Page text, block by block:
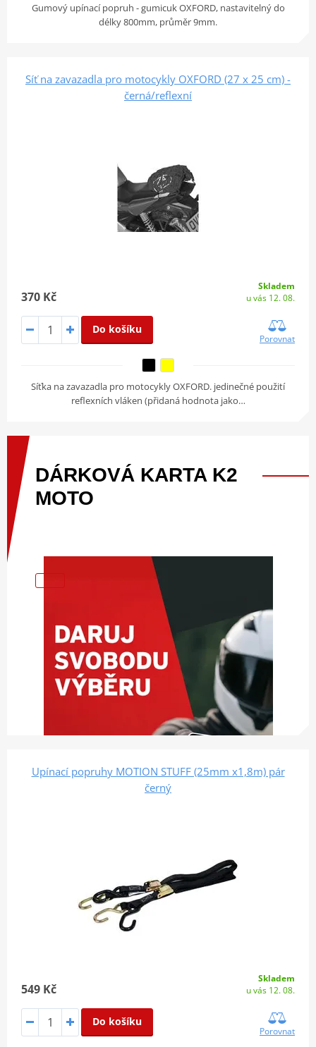
Gumový upínací popruh - gumicuk OXFORD, nastavitelný do
délky 800mm, průměr 9mm.
Síť na zavazadla pro motocykly OXFORD (27 x 25 cm) -
černá/reflexní
370 Kč
Skladem
u vás 12. 08.
Do košíku
Porovnat
Síťka na zavazadla pro motocykly OXFORD. jedinečné použití
reflexních vláken (přidaná hodnota jako…
DÁRKOVÁ KARTA K2
MOTO
Upínací popruhy MOTION STUFF (25mm x1,8m) pár
černý
549 Kč
Skladem
u vás 12. 08.
Do košíku
Porovnat